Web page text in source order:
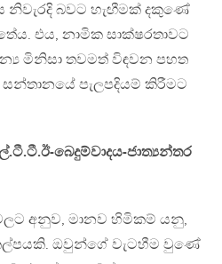
නිවැරදි බවට හැඟීමක් දකුණේ
එය, නාමික සාක්ෂරතාවට
මිනිසා තවමත් විඳවන පහත
පැලපදියම් කිරීමට
බෙදුම්වාදය-ජාත්‍යන්තර
අනුව, මානව හිමිකම් යනු,
ඔවුන්ගේ වැටහීම වුණේ